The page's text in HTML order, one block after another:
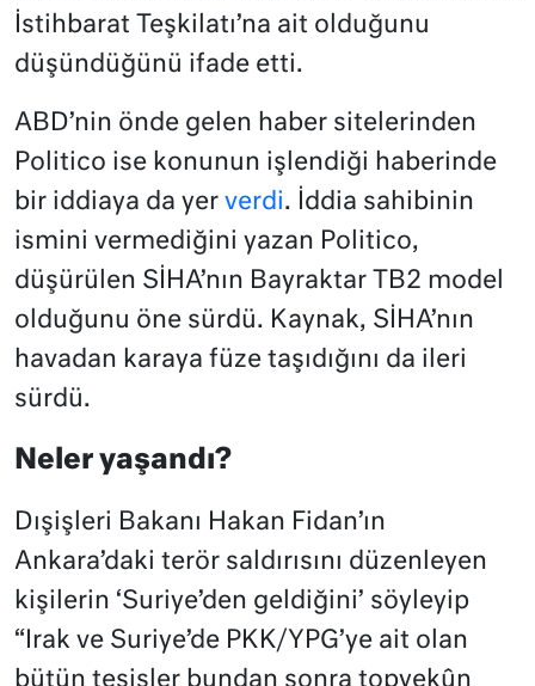
İstihbarat Teşkilatı’na ait olduğunu
düşündüğünü ifade etti.
ABD’nin önde gelen haber sitelerinden
Politico ise konunun işlendiği haberinde
bir iddiaya da yer verdi. İddia sahibinin
ismini vermediğini yazan Politico,
düşürülen SİHA’nın Bayraktar TB2 model
olduğunu öne sürdü. Kaynak, SİHA’nın
havadan karaya füze taşıdığını da ileri
sürdü.
Neler yaşandı?
Dışişleri Bakanı Hakan Fidan’ın
Ankara’daki terör saldırısını düzenleyen
kişilerin ‘Suriye’den geldiğini’ söyleyip
“Irak ve Suriye’de PKK/YPG’ye ait olan
bütün tesisler bundan sonra topyekûn